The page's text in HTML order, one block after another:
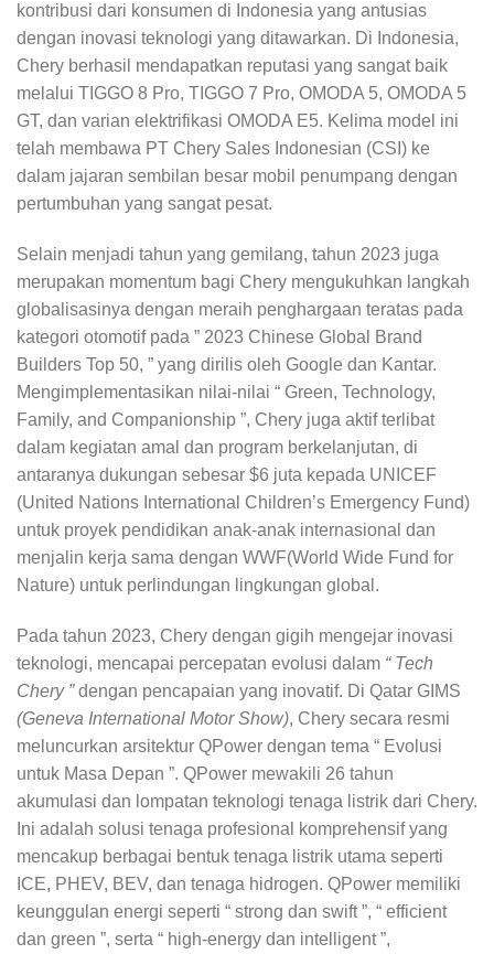
kontribusi dari konsumen di Indonesia yang antusias
dengan inovasi teknologi yang ditawarkan. Di Indonesia,
Chery berhasil mendapatkan reputasi yang sangat baik
melalui TIGGO 8 Pro, TIGGO 7 Pro, OMODA 5, OMODA 5
GT, dan varian elektrifikasi OMODA E5. Kelima model ini
telah membawa PT Chery Sales Indonesian (CSI) ke
dalam jajaran sembilan besar mobil penumpang dengan
pertumbuhan yang sangat pesat.
Selain menjadi tahun yang gemilang, tahun 2023 juga
merupakan momentum bagi Chery mengukuhkan langkah
globalisasinya dengan meraih penghargaan teratas pada
kategori otomotif pada ” 2023 Chinese Global Brand
Builders Top 50, ” yang dirilis oleh Google dan Kantar.
Mengimplementasikan nilai-nilai “ Green, Technology,
Family, and Companionship ”, Chery juga aktif terlibat
dalam kegiatan amal dan program berkelanjutan, di
antaranya dukungan sebesar $6 juta kepada UNICEF
(United Nations International Children’s Emergency Fund)
untuk proyek pendidikan anak-anak internasional dan
menjalin kerja sama dengan WWF(World Wide Fund for
Nature) untuk perlindungan lingkungan global.
Pada tahun 2023, Chery dengan gigih mengejar inovasi
teknologi, mencapai percepatan evolusi dalam “ Tech
Chery ”dengan pencapaian yang inovatif. Di Qatar GIMS
(Geneva International Motor Show), Chery secara resmi
meluncurkan arsitektur QPower dengan tema “ Evolusi
untuk Masa Depan ”. QPower mewakili 26 tahun
akumulasi dan lompatan teknologi tenaga listrik dari Chery.
Ini adalah solusi tenaga profesional komprehensif yang
mencakup berbagai bentuk tenaga listrik utama seperti
ICE, PHEV, BEV, dan tenaga hidrogen. QPower memiliki
keunggulan energi seperti “ strong dan swift ”, “ efficient
dan green ”, serta “ high-energy dan intelligent ”,